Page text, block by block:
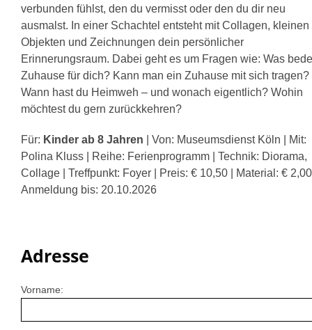
verbunden fühlst, den du vermisst oder den du dir neu
ausmalst. In einer Schachtel entsteht mit Collagen, kleinen
Objekten und Zeichnungen dein persönlicher
Erinnerungsraum. Dabei geht es um Fragen wie: Was
Zuhause für dich? Kann man ein Zuhause mit sich tragen?
Wann hast du Heimweh – und wonach eigentlich? Wohin
möchtest du gern zurückkehren?
Für: Kinder ab 8 Jahren | Von: Museumsdienst Köln | Mit:
Polina Kluss | Reihe: Ferienprogramm | Technik: Diorama,
Collage | Treffpunkt: Foyer | Preis: € 10,50 | Material: €
Anmeldung bis: 20.10.2026
Adresse
Vorname: